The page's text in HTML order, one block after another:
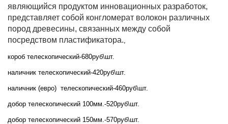
являющийся продуктом инновационных разработок,
представляет собой конгломерат волокон различных
пород древесины, связанных между собой
посредством пластификатора.,
короб телескопический-680руб\шт.
наличник телескопический-420руб\шт.
наличник (евро) телескопический-460руб\шт.
добор телескопический 100мм.-520руб\шт.
добор телескопический 150мм.-570руб\шт.